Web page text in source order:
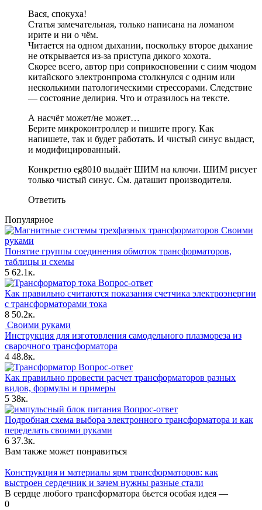
Вася, спокуха!
Статья замечательная, только написана на ломаном
ирите и ни о чём.
Читается на одном дыхании, поскольку второе дыхание
не открывается из-за приступа дикого хохота.
Скорее всего, автор при соприкосновении с сиим чюдом
китайского электронпрома столкнулся с одним или
несколькими патологическими стрессорами. Следствие
— состояние делирия. Что и отразилось на тексте.
А насчёт может/не может…
Берите микроконтроллер и пишите прогу. Как
напишете, так и будет работать. И чистый синус выдаст,
и модифицированный.
Конкретно eg8010 выдаёт ШИМ на ключи. ШИМ рисует
только чистый синус. См. даташит производителя.
Ответить
Популярное
Своими
руками
Понятие группы соединения обмоток трансформаторов,
таблицы и схемы
5 62.1к.
Вопрос-ответ
Как правильно считаются показания счетчика электроэнергии
с трансформаторами тока
8 50.2к.
Своими руками
Инструкция для изготовления самодельного плазмореза из
сварочного трансформатора
4 48.8к.
Вопрос-ответ
Как правильно провести расчет трансформаторов разных
видов, формулы и примеры
5 38к.
Вопрос-ответ
Подробная схема выбора электронного трансформатора и как
переделать своими руками
6 37.3к.
Вам также может понравиться
Конструкция и материалы ярм трансформаторов: как
выстроен сердечник и зачем нужны разные стали
В сердце любого трансформатора бьется особая идея —
0